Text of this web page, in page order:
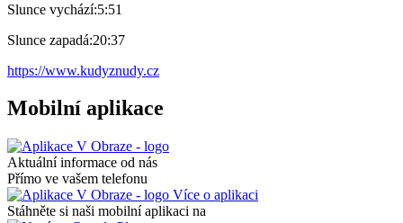
Slunce vychází:5:51
Slunce zapadá:20:37
https://www.kudyznudy.cz
Mobilní aplikace
Aktuální informace od nás
Přímo ve vašem telefonu
Více o aplikaci
Stáhněte si naši mobilní aplikaci na